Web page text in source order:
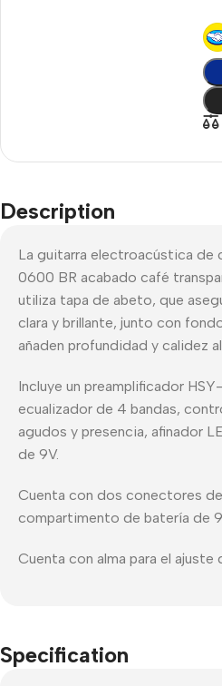
Description
La guitarra electroacústica de
0600 BR acabado café
utiliza tapa de abeto, que
clara y brillante, junto con
añaden profundidad y calidez
Incluye un preamplificador
ecualizador de 4 bandas,
agudos y presencia, afinador
de 9V.
Cuenta con dos conectores
compartimento de batería de
Cuenta con alma para el ajuste
Specification